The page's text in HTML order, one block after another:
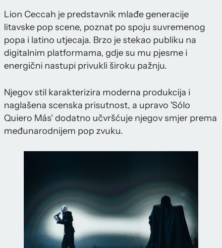
Lion Ceccah je predstavnik mlađe generacije
litavske pop scene, poznat po spoju suvremenog
popa i latino utjecaja. Brzo je stekao publiku na
digitalnim platformama, gdje su mu pjesme i
energični nastupi privukli široku pažnju.
Njegov stil karakterizira moderna produkcija i
naglašena scenska prisutnost, a upravo 'Sólo
Quiero Más' dodatno učvršćuje njegov smjer prema
međunarodnijem pop zvuku.